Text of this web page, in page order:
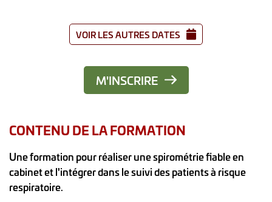
VOIR LES AUTRES DATES
M'INSCRIRE
CONTENU DE LA FORMATION
Une formation pour réaliser une spirométrie fiable en
cabinet et l'intégrer dans le suivi des patients à risque
respiratoire.